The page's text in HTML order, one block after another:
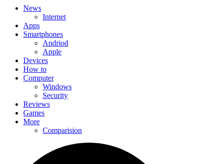
News
Internet
Apps
Smartphones
Andriod
Apple
Devices
How to
Computer
Windows
Security
Reviews
Games
More
Comparision